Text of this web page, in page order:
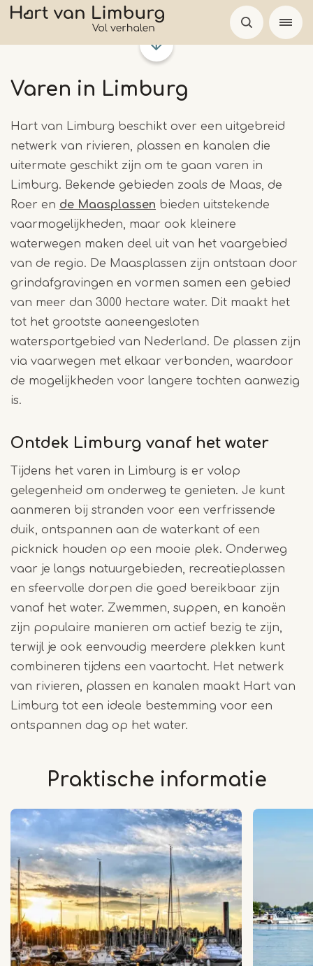
Overslaan
naar
inhoud
Varen in Limburg
Hart van Limburg beschikt over een uitgebreid
netwerk van rivieren, plassen en kanalen die
uitermate geschikt zijn om te gaan varen in
Limburg. Bekende gebieden zoals de Maas, de
Roer en de Maasplassen bieden uitstekende
vaarmogelijkheden, maar ook kleinere
waterwegen maken deel uit van het vaargebied
van de regio. De Maasplassen zijn ontstaan door
grindafgravingen en vormen samen een gebied
van meer dan 3000 hectare water. Dit maakt het
tot het grootste aaneengesloten
watersportgebied van Nederland. De plassen zijn
via vaarwegen met elkaar verbonden, waardoor
de mogelijkheden voor langere tochten aanwezig
is.
Ontdek Limburg vanaf het water
Tijdens het varen in Limburg is er volop
gelegenheid om onderweg te genieten. Je kunt
aanmeren bij stranden voor een verfrissende
duik, ontspannen aan de waterkant of een
picknick houden op een mooie plek. Onderweg
vaar je langs natuurgebieden, recreatieplassen
en sfeervolle dorpen die goed bereikbaar zijn
vanaf het water. Zwemmen, suppen, en kanoën
zijn populaire manieren om actief bezig te zijn,
terwijl je ook eenvoudig meerdere plekken kunt
combineren tijdens een vaartocht. Het netwerk
van rivieren, plassen en kanalen maakt Hart van
Limburg tot een ideale bestemming voor een
ontspannen dag op het water.
Praktische informatie